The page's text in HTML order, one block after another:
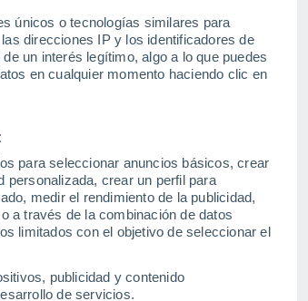
únicos o tecnologías similares para
direcciones IP y los identificadores de
un interés legítimo, algo a lo que puedes
en cualquier momento haciendo clic en
para seleccionar anuncios básicos, crear
personalizada, crear un perfil para
medir el rendimiento de la publicidad,
a través de la combinación de datos
limitados con el objetivo de seleccionar el
publicidad y contenido
de servicios.
30°
23°
Rio Chico